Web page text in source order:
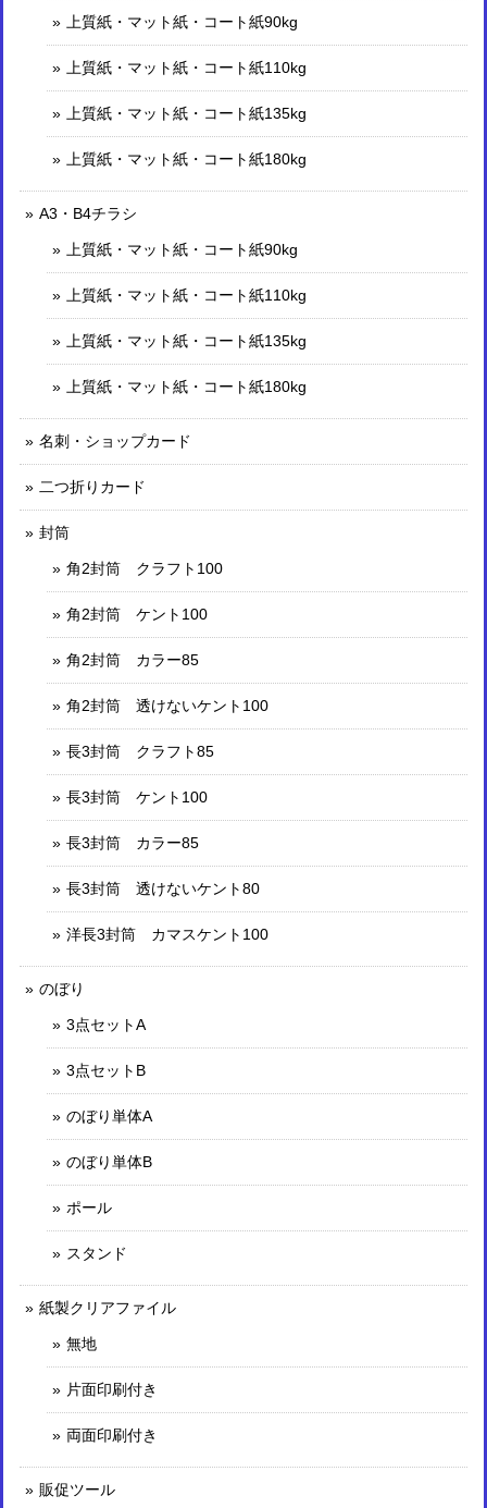
上質紙・マット紙・コート紙90kg
上質紙・マット紙・コート紙110kg
上質紙・マット紙・コート紙135kg
上質紙・マット紙・コート紙180kg
A3・B4チラシ
上質紙・マット紙・コート紙90kg
上質紙・マット紙・コート紙110kg
上質紙・マット紙・コート紙135kg
上質紙・マット紙・コート紙180kg
名刺・ショップカード
二つ折りカード
封筒
角2封筒 クラフト100
角2封筒 ケント100
角2封筒 カラー85
角2封筒 透けないケント100
長3封筒 クラフト85
長3封筒 ケント100
長3封筒 カラー85
長3封筒 透けないケント80
洋長3封筒 カマスケント100
のぼり
3点セットA
3点セットB
のぼり単体A
のぼり単体B
ポール
スタンド
紙製クリアファイル
無地
片面印刷付き
両面印刷付き
販促ツール